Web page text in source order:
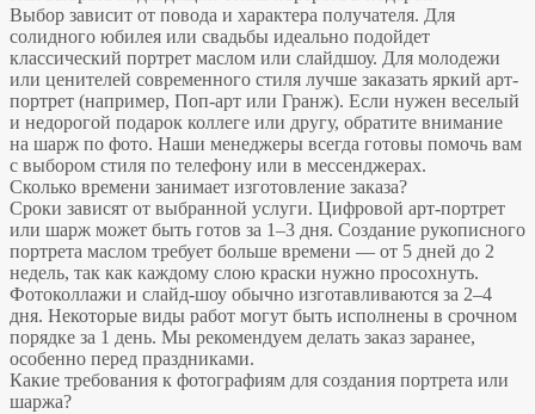
Выбор зависит от повода и характера получателя. Для
солидного юбилея или свадьбы идеально подойдет
классический портрет маслом или слайдшоу. Для молодежи
или ценителей современного стиля лучше заказать яркий арт-
портрет (например, Поп-арт или Гранж). Если нужен веселый
и недорогой подарок коллеге или другу, обратите внимание
на шарж по фото. Наши менеджеры всегда готовы помочь вам
с выбором стиля по телефону или в мессенджерах.
Сколько времени занимает изготовление заказа?
Сроки зависят от выбранной услуги. Цифровой арт-портрет
или шарж может быть готов за 1–3 дня. Создание рукописного
портрета маслом требует больше времени — от 5 дней до 2
недель, так как каждому слою краски нужно просохнуть.
Фотоколлажи и слайд-шоу обычно изготавливаются за 2–4
дня. Некоторые виды работ могут быть исполнены в срочном
порядке за 1 день. Мы рекомендуем делать заказ заранее,
особенно перед праздниками.
Какие требования к фотографиям для создания портрета или
шаржа?